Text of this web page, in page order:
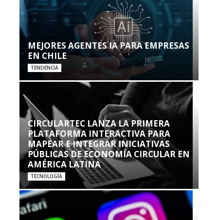
MEJORES AGENTES IA PARA EMPRESAS
EN CHILE
TENDENCIA
CIRCULARTEC LANZA LA PRIMERA
PLATAFORMA INTERACTIVA PARA
MAPEAR E INTEGRAR INICIATIVAS
PÚBLICAS DE ECONOMÍA CIRCULAR EN
AMÉRICA LATINA
TECNOLOGÍA